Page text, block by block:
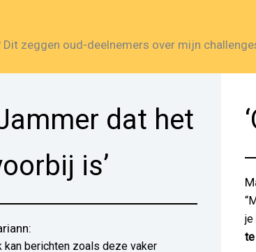
zeggen oud-deelnemers over mijn
dat het
is’
kan berichten zoals deze vaker
je